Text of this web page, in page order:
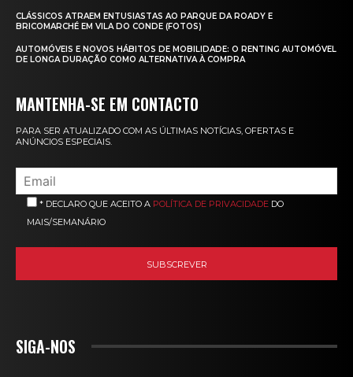
CLÁSSICOS ATRAEM ENTUSIASTAS AO PARQUE DA ROADY E
BRICOMARCHÉ EM VILA DO CONDE (FOTOS)
AUTOMÓVEIS E NOVOS HÁBITOS DE MOBILIDADE: O RENTING AUTOMÓVEL
DE LONGA DURAÇÃO COMO ALTERNATIVA À COMPRA
MANTENHA-SE EM CONTACTO
PARA SER ATUALIZADO COM AS ÚLTIMAS NOTÍCIAS, OFERTAS E
ANÚNCIOS ESPECIAIS.
* DECLARO QUE ACEITO A POLÍTICA DE PRIVACIDADE DO
MAIS/SEMANÁRIO
SIGA-NOS